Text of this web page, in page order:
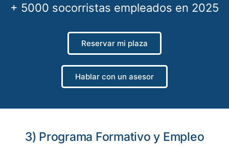
+ 5000 socorristas empleados en 2025
Reservar mi plaza
Hablar con un asesor
3) Programa Formativo y Empleo